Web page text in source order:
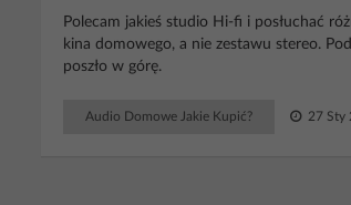
Polecam jakieś studio Hi-fi i posłuchać
kina domowego, a nie zestawu stereo.
poszło w górę.
Audio Domowe Jakie Kupić? 27 Sty